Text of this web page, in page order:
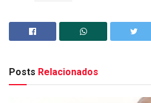
Posts Relacionados